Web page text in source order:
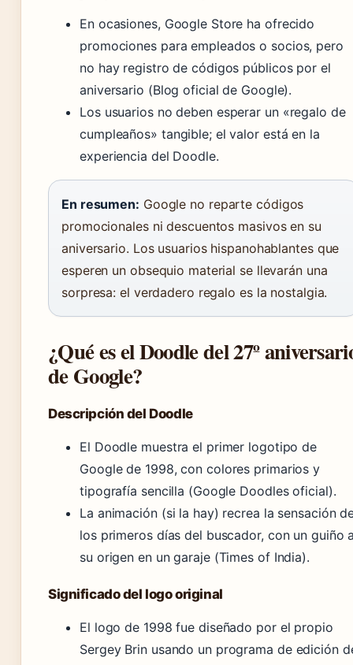
En ocasiones, Google Store ha ofrecido
promociones para empleados o socios, pero
no hay registro de códigos públicos por el
aniversario (Blog oficial de Google).
Los usuarios no deben esperar un «regalo de
cumpleaños» tangible; el valor está en la
experiencia del Doodle.
En resumen: Google no reparte códigos
promocionales ni descuentos masivos en su
aniversario. Los usuarios hispanohablantes que
esperen un obsequio material se llevarán una
sorpresa: el verdadero regalo es la nostalgia.
¿Qué es el Doodle del 27º
de Google?
Descripción del Doodle
El Doodle muestra el primer logotipo de
Google de 1998, con colores primarios y
tipografía sencilla (Google Doodles oficial).
La animación (si la hay) recrea la sensación
los primeros días del buscador, con un guiño
su origen en un garaje (Times of India).
Significado del logo original
El logo de 1998 fue diseñado por el propio
Sergey Brin usando un programa de edición